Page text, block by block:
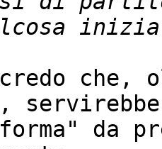
che,
servirebbe
da